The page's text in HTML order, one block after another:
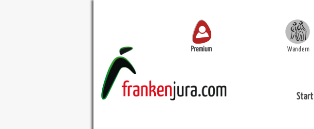
Premium Wandern
Start